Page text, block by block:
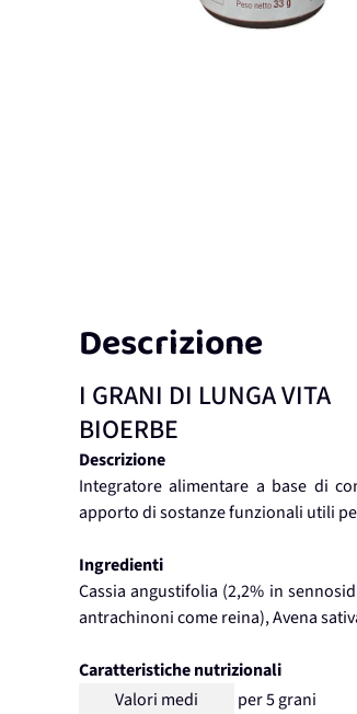
Descrizione
I GRANI DI LUNGA VITA
BIOERBE
Descrizione
Integratore alimentare a base di
apporto di sostanze funzionali utili
Ingredienti
Cassia angustifolia (2,2% in
antrachinoni come reina), Avena
Caratteristiche nutrizionali
Valori medi
per 5 grani